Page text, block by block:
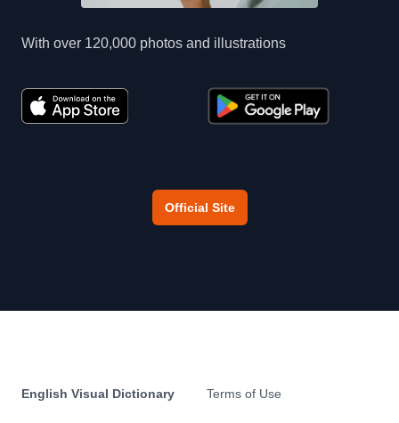
With over 120,000 photos and illustrations
Official Site
English Visual Dictionary Terms of Use